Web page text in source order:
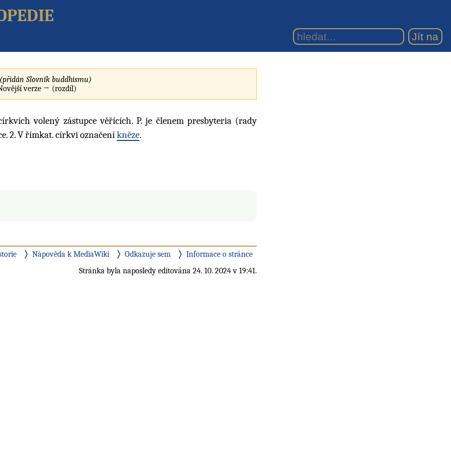
Slovník buddhismu)
verze → (rozdíl)
volený zástupce věřících. P. je členem presbyteria (rady
2. V římkat. církvi označeníkněze.
Nápověda k MediaWiki Odkazuje sem
Informace o stránce
Stránka byla naposledy editována 24. 10. 2024 v 19:41.